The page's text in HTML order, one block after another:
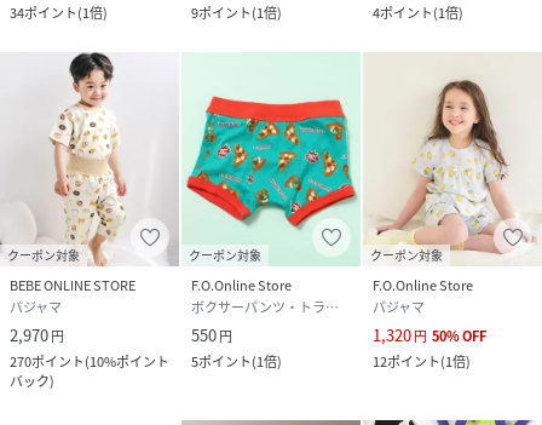
34ポイント(1倍)
9ポイント(1倍)
4ポイント(1倍)
クーポン対象
BEBE ONLINE STORE
パジャマ
2,970円
270ポイント(10%ポイント
バック)
クーポン対象
F.O.Online Store
ボクサーパンツ・トランクス
550円
5ポイント(1倍)
クーポン対象
F.O.Online Store
パジャマ
1,320円 50%OFF
12ポイント(1倍)